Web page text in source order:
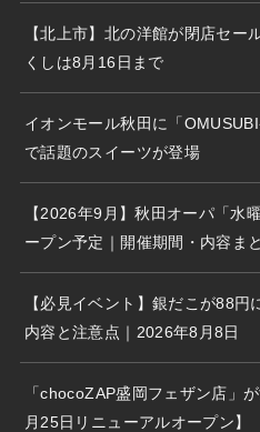
【北上市】北の洋館が閉店セー
くしは8月16日まで
イオンモール秋田に「
で話題のスイーツが登場
【2026年9月】秋田オーパ「水
ープン予定｜開催期間・内容ま
【必見イベント】銀だこが88
内容と注意点｜2026年8月8日
「chocoZAP盛岡フェザン店」
月25日リニューアルオープン】